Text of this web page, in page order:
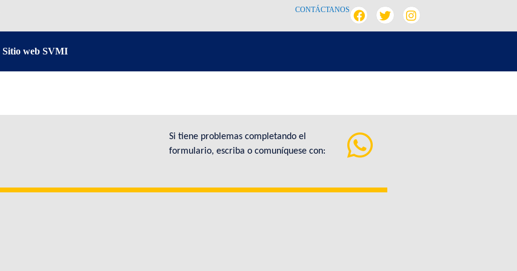
CONTÁCTANOS
Sitio web SVMI
Si tiene problemas completando el
formulario, escriba o comuníquese con: